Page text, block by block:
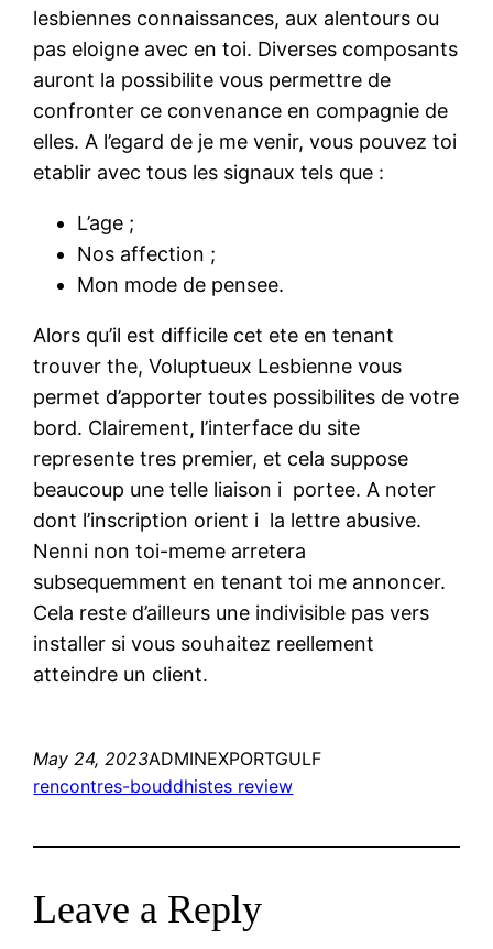
lesbiennes connaissances, aux alentours ou
pas eloigne avec en toi. Diverses composants
auront la possibilite vous permettre de
confronter ce convenance en compagnie de
elles. A l’egard de je me venir, vous pouvez toi
etablir avec tous les signaux tels que :
L’age ;
Nos affection ;
Mon mode de pensee.
Alors qu’il est difficile cet ete en tenant
trouver the, Voluptueux Lesbienne vous
permet d’apporter toutes possibilites de votre
bord. Clairement, l’interface du site
represente tres premier, et cela suppose
beaucoup une telle liaison i portee. A noter
dont l’inscription orient i la lettre abusive.
Nenni non toi-meme arretera
subsequemment en tenant toi me annoncer.
Cela reste d’ailleurs une indivisible pas vers
installer si vous souhaitez reellement
atteindre un client.
May 24, 2023ADMINEXPORTGULF
rencontres-bouddhistes review
Leave a Reply